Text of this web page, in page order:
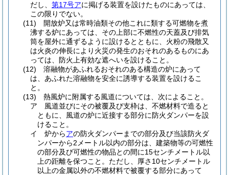
だし、 第17号アに掲げる装置を設けたものにあっては、
この限りでない。
(11)
開放炉又は常時油類その他これに類する可燃物を煮
沸する炉にあっては、その上部に不燃性の天蓋及び排気
筒を屋外に通ずるように設けるとともに、火粉の飛散又
は火炎の伸長により火災の発生のおそれのあるものにあ
っては、防火上有効な遮へいを設けること。
(12)
溶融物があふれるおそれのある構造の炉にあって
は、あふれた溶融物を安全に誘導する装置を設けるこ
と。
(13)
熱風炉に附属する風道については、次によること。
ア
風道並びにその被覆及び支枠は、不燃材料で造ると
ともに、風道の炉に近接する部分に防火ダンパーを設
けること。
イ
炉からアの防火ダンパーまでの部分及び当該防火ダ
ンパーから2メートル以内の部分は、建築物等の可燃性
の部分及び可燃性の物品との間に15センチメートル以
上の距離を保つこと。 ただし、厚さ10センチメートル
以上の金属以外の不燃材料で被覆する部分にあって